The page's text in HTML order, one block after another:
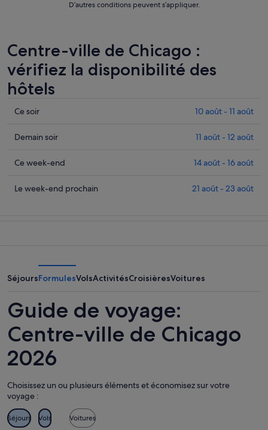
D’autres conditions peuvent s’appliquer.
Centre-ville de Chicago :
vérifiez la disponibilité des
hôtels
Consulter
prix
Centre-
de
-
11
août
Ce soir 10 août - 11 août
Consulter
prix
Centre-
11
-
12
août
Demain soir 11 août - 12 août
Consulter
prix
ce
end,
14
août
-
16
août
Ce week-end 14 août - 16 août
Consulter
Chicago
le
week-
end
prochain,
21
août
23
août
Le week-end prochain 21 août - 23 août
SéjoursFormulesVolsActivitésCroisièresVoitures
Guide de voyage:
Centre-ville de Chicago
2026
Choisissez un ou plusieurs éléments et économisez sur votre
voyage :
Séjours Vols Voitures